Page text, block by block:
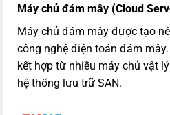
Máy chủ đám mây (Cloud
Máy chủ đám mây được tạo
công nghệ điện toán đám
kết hợp từ nhiều máy chủ vật
hệ thống lưu trữ SAN.